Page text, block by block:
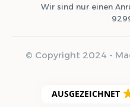
Wir sind nur einen
© Copyright 2024 -
AUSGEZEICHNET